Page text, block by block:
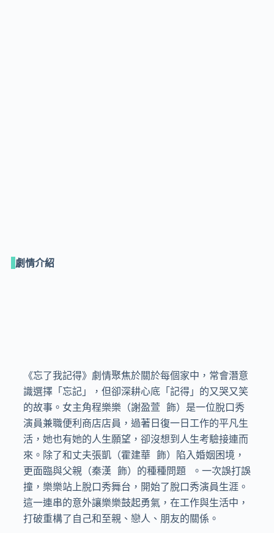
劇情介紹
《忘了我記得》劇情聚焦於關於每個家中，常會潛意
識選擇「忘記」，但卻深耕心底「記得」的又哭又笑
的故事。女主角程樂樂（謝盈萱 飾）是一位脫口秀
演員兼職便利商店店員，過著日復一日工作的平凡生
活，她也有她的人生願望，卻沒想到人生考驗接連而
來。除了和丈夫張凱（霍建華 飾）陷入婚姻困境，
更面臨與父親（秦漢 飾）的種種問題 。一次誤打誤
撞，樂樂站上脫口秀舞台，開始了脫口秀演員生涯。
這一連串的意外讓樂樂鼓起勇氣，在工作與生活中，
打破重構了自己和至親、戀人、朋友的關係。